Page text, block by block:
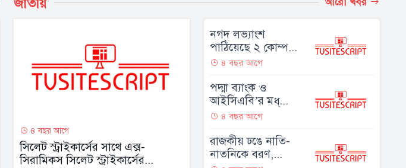
৪ বছর আগে
সিলেট স্ট্রাইকার্সের সাথে এক্স-
সিরামিকস সিলেট স্ট্রাইকার্সের...
নগদ লভ্যাংশ
পাঠিয়েছে ২ কোম্প...
৪ বছর আগে
পদ্মা ব্যাংক ও
আইসিএবি’র মধ্...
৪ বছর আগে
রাজকীয় ঢঙে নাতি-
নাতনিকে বরণ,...